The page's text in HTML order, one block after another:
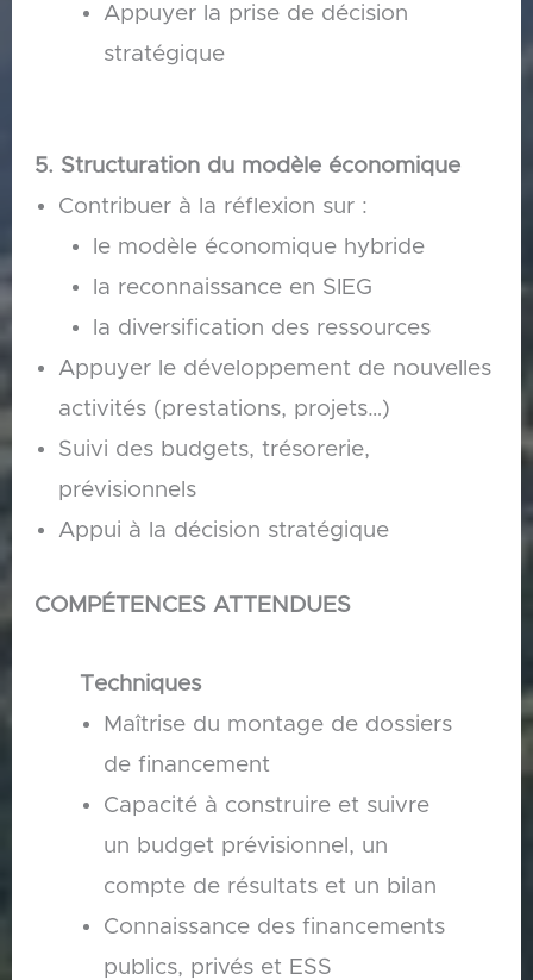
Appuyer la prise de décision
stratégique
5. Structuration du modèle économique
Contribuer à la réflexion sur :
le modèle économique hybride
la reconnaissance en SIEG
la diversification des ressources
Appuyer le développement de nouvelles
activités (prestations, projets…)
Suivi des budgets, trésorerie,
prévisionnels
Appui à la décision stratégique
COMPÉTENCES ATTENDUES
Techniques
Maîtrise du montage de dossiers
de financement
Capacité à construire et suivre
un budget prévisionnel, un
compte de résultats et un bilan
Connaissance des financements
publics, privés et ESS